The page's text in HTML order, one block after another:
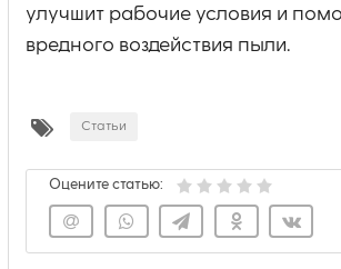
улучшит рабочие условия и
вредного воздействия пыли.
Статьи
Оцените статью: